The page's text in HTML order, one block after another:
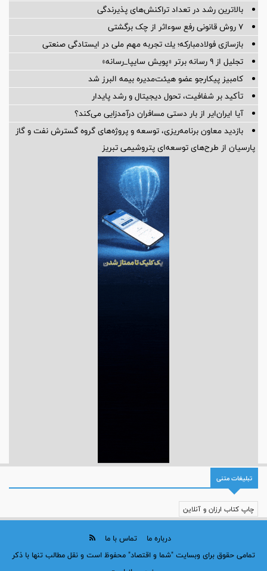
بالاترین رشد در تعداد تراکنش‌های پذیرندگی
۷ روش قانونی رفع سوء‌اثر از چک برگشتی
بازسازی فولادمباركه؛ یك تجربه مهم ملی در ایستادگی صنعتی
تجلیل از ۹ رسانه برتر «پویش سایپا_رسانه»
کامبیز پیکارجو عضو هیئت‌مدیره بيمه البرز شد
تأکید بر شفافیت، تحول دیجیتال و رشد پایدار
آیا ایران‌ایر از بار دستی مسافران درآمدزایی می‌کند؟
بازدید معاون برنامه‌ریزی، توسعه و پروژه‌های گروه گسترش نفت و گاز
پارسیان از طرح‌های توسعه‌ای پتروشیمی تبریز
تبلیغات متنی
چاپ کتاب ارزان و آنلاین
درباره ما
تماس با ما
تمامی حقوق برای وبسایت "شما و اقتصاد" محفوظ است و نقل مطالب تنها با ذکر